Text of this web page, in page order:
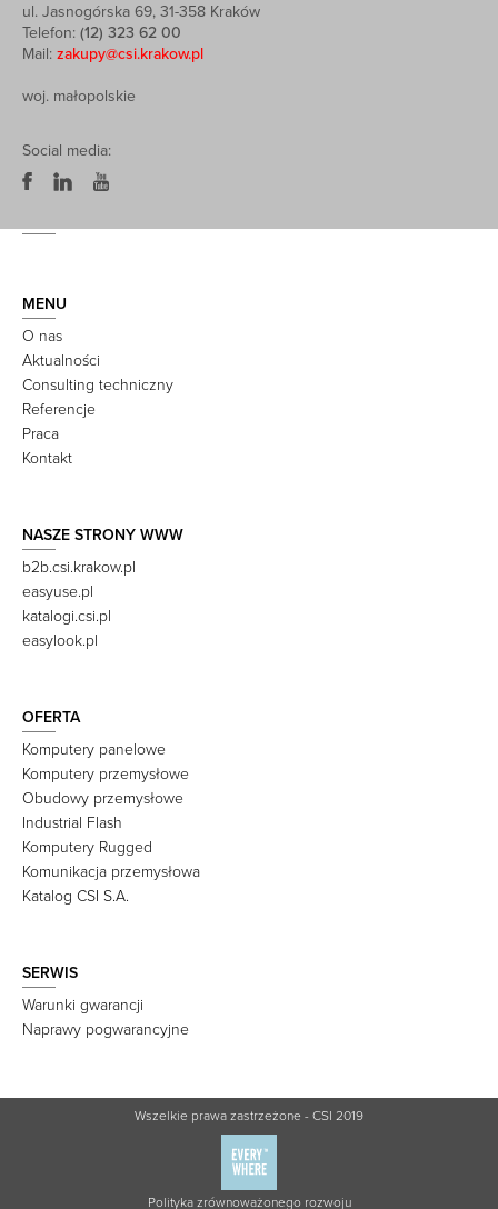
ul. Jasnogórska 69, 31-358 Kraków
Telefon: (12) 323 62 00
Mail: zakupy@csi.krakow.pl
woj. małopolskie
Social media:
MENU
O nas
Aktualności
Consulting techniczny
Referencje
Praca
Kontakt
NASZE STRONY WWW
b2b.csi.krakow.pl
easyuse.pl
katalogi.csi.pl
easylook.pl
OFERTA
Komputery panelowe
Komputery przemysłowe
Obudowy przemysłowe
Industrial Flash
Komputery Rugged
Komunikacja przemysłowa
Katalog CSI S.A.
SERWIS
Warunki gwarancji
Naprawy pogwarancyjne
Wszelkie prawa zastrzeżone - CSI 2019
Polityka zrównoważonego rozwoju